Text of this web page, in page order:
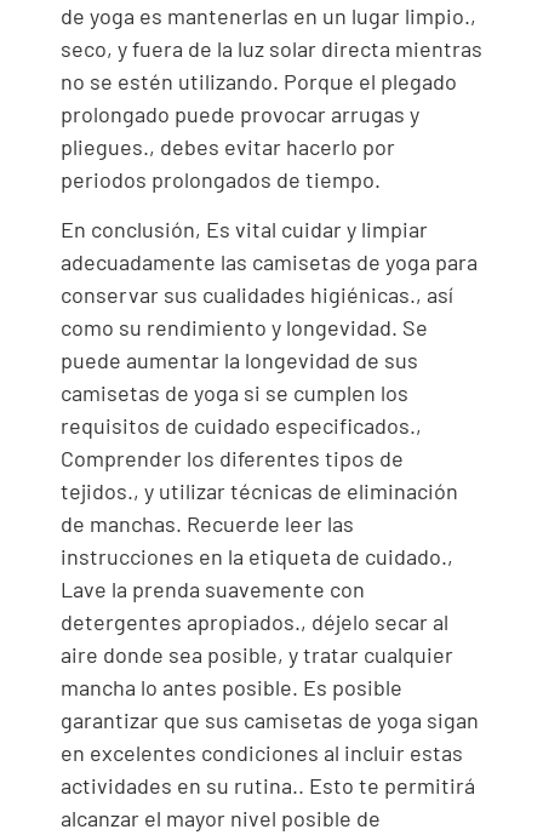
de yoga es mantenerlas en un lugar limpio.,
seco, y fuera de la luz solar directa mientras
no se estén utilizando. Porque el plegado
prolongado puede provocar arrugas y
pliegues., debes evitar hacerlo por
periodos prolongados de tiempo.
En conclusión, Es vital cuidar y limpiar
adecuadamente las camisetas de yoga para
conservar sus cualidades higiénicas., así
como su rendimiento y longevidad. Se
puede aumentar la longevidad de sus
camisetas de yoga si se cumplen los
requisitos de cuidado especificados.,
Comprender los diferentes tipos de
tejidos., y utilizar técnicas de eliminación
de manchas. Recuerde leer las
instrucciones en la etiqueta de cuidado.,
Lave la prenda suavemente con
detergentes apropiados., déjelo secar al
aire donde sea posible, y tratar cualquier
mancha lo antes posible. Es posible
garantizar que sus camisetas de yoga sigan
en excelentes condiciones al incluir estas
actividades en su rutina.. Esto te permitirá
alcanzar el mayor nivel posible de